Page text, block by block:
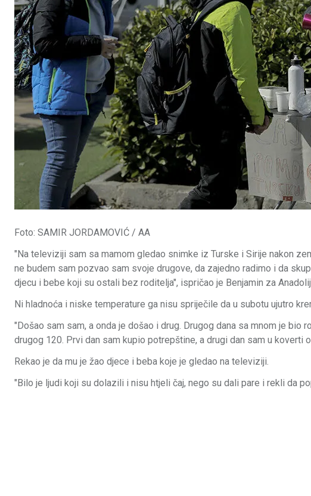
Foto: SAMIR JORDAMOVIĆ / AA
"Na televiziji sam sa mamom gledao snimke iz Turske i Sirije nakon
ne budem sam pozvao sam svoje drugove, da zajedno radimo i da
djecu i bebe koji su ostali bez roditelja", ispričao je Benjamin za
Ni hladnoća i niske temperature ga nisu spriječile da u subotu ujutro
"Došao sam sam, a onda je došao i drug. Drugog dana sa mnom je
drugog 120. Prvi dan sam kupio potrepštine, a drugi dan sam u koverti
Rekao je da mu je žao djece i beba koje je gledao na televiziji.
"Bilo je ljudi koji su dolazili i nisu htjeli čaj, nego su dali pare i rekli da